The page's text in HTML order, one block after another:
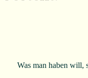
Was man haben will,